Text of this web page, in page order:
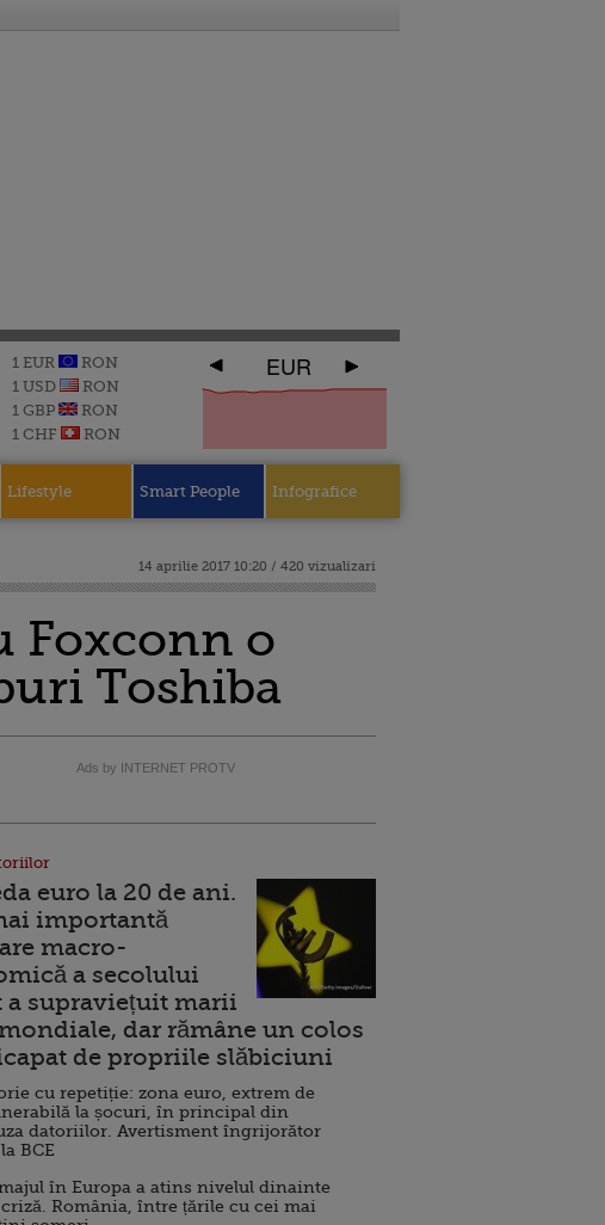
1 EUR
RON
1 USD
RON
1 GBP
RON
1 CHF
RON
EUR
Lifestyle Smart People Infografice
14 aprilie 2017 10:20 / 420 vizualizari
Foxconn o
Toshiba
Ads by INTERNET PROTV
euro la 20 de ani.
importantă
macro-
a secolului
a supraviețuit marii
dar rămâne un colos
de propriile slăbiciuni
cu repetiție: zona euro, extrem de
la șocuri, în principal din
datoriilor. Avertisment îngrijorător
BCE
în Europa a atins nivelul dinainte
România, între țările cu cei mai